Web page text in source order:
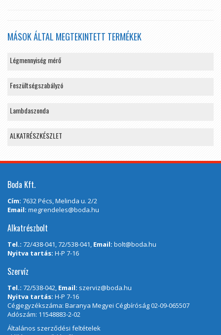
MÁSOK ÁLTAL MEGTEKINTETT TERMÉKEK
Légmennyiség mérő
Feszültségszabályzó
Lambdaszonda
ALKATRÉSZKÉSZLET
Boda Kft.
Cím: 7632 Pécs, Melinda u. 2/2
Email: megrendeles@boda.hu
Alkatrészbolt
Tel.: 72/438-041, 72/538-041, Email: bolt@boda.hu
Nyitva tartás: H-P 7-16
Szervíz
Tel.: 72/538-042, Email: szerviz@boda.hu
Nyitva tartás: H-P 7-16
Cégjegyzékszáma: Baranya Megyei Cégbíróság 02-09-065507
Adószám: 11548883-2-02
Általános szerződési feltételek